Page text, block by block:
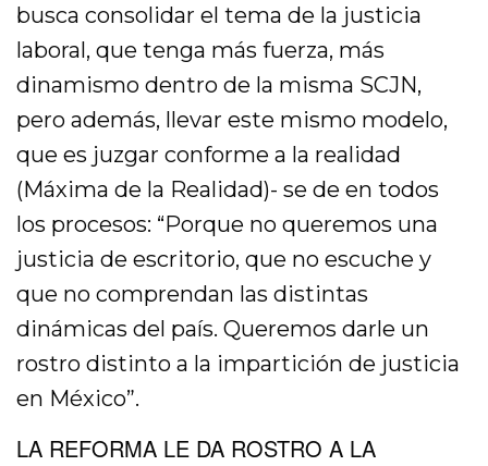
busca consolidar el tema de la justicia
laboral, que tenga más fuerza, más
dinamismo dentro de la misma SCJN,
pero además, llevar este mismo modelo,
que es juzgar conforme a la realidad
(Máxima de la Realidad)- se de en todos
los procesos: “Porque no queremos una
justicia de escritorio, que no escuche y
que no comprendan las distintas
dinámicas del país. Queremos darle un
rostro distinto a la impartición de justicia
en México”.
LA REFORMA LE DA ROSTRO A LA